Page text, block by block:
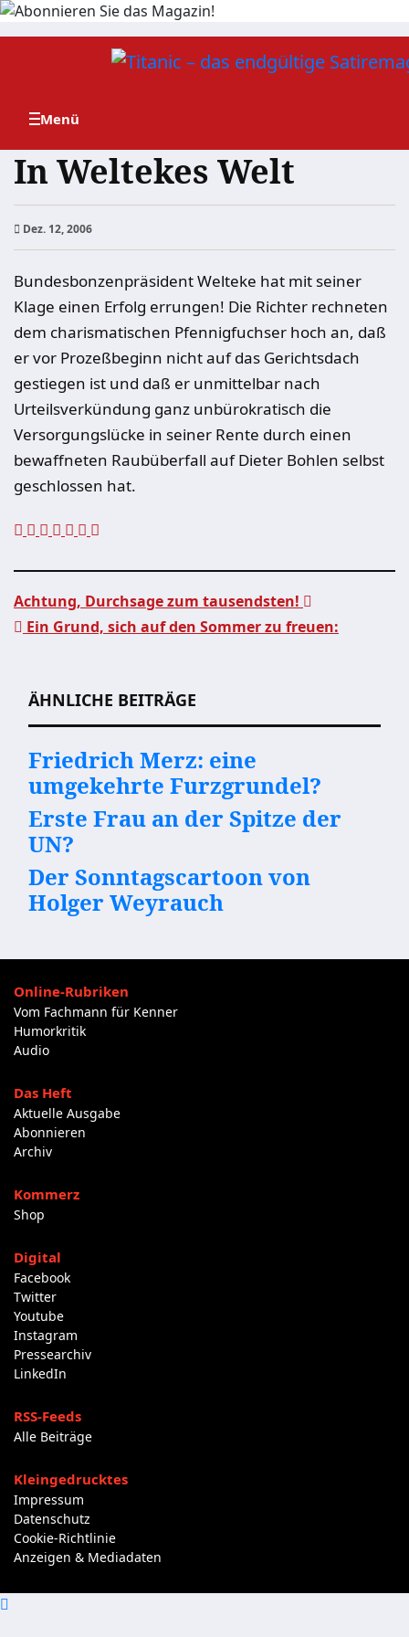
Zum
In Weltekes Welt
Dez. 12, 2006
Bundesbonzenpräsident Welteke hat mit seiner
Klage einen Erfolg errungen! Die Richter rechneten
dem charismatischen Pfennigfuchser hoch an, daß
er vor Prozeßbeginn nicht auf das Gerichtsdach
gestiegen ist und daß er unmittelbar nach
Urteilsverkündung ganz unbürokratisch die
Versorgungslücke in seiner Rente durch einen
bewaffneten Raubüberfall auf Dieter Bohlen selbst
geschlossen hat.
Achtung, Durchsage zum tausendsten!
Ein Grund, sich auf den Sommer zu freuen:
ÄHNLICHE BEITRÄGE
Friedrich Merz: eine
umgekehrte Furzgrundel?
Erste Frau an der Spitze der
UN?
Der Sonntagscartoon von
Holger Weyrauch
Online-Rubriken
Vom Fachmann für Kenner
Humorkritik
Audio
Das Heft
Aktuelle Ausgabe
Abonnieren
Archiv
Kommerz
Shop
Digital
Facebook
Twitter
Youtube
Instagram
Pressearchiv
LinkedIn
RSS-Feeds
Alle Beiträge
Kleingedrucktes
Impressum
Datenschutz
Cookie-Richtlinie
Anzeigen & Mediadaten